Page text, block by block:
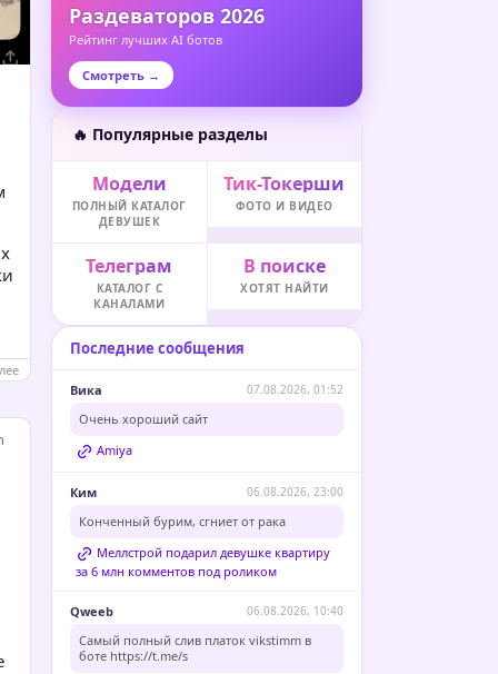
Раздеваторов 2026
Рейтинг лучших AI ботов
Смотреть →
🔥 Популярные разделы
Модели
ПОЛНЫЙ КАТАЛОГ
ДЕВУШЕК
Тик-Токерши
ФОТО И ВИДЕО
Телеграм
КАТАЛОГ С
КАНАЛАМИ
В поиске
ХОТЯТ НАЙТИ
Последние сообщения
Вика 07.08.2026, 01:52
Очень хороший сайт
Amiya
Ким 06.08.2026, 23:00
Конченный бурим, сгниет от рака
Меллстрой подарил девушке квартиру
за 6 млн комментов под роликом
Qweeb 06.08.2026, 10:40
Самый полный слив платок vikstimm в
боте https://t.me/s